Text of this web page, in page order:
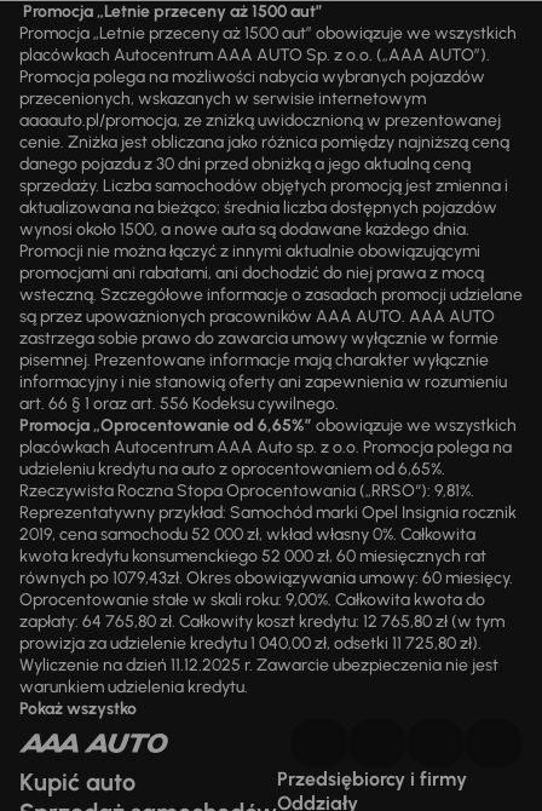
Promocja „Letnie przeceny aż 1500 aut”
Promocja „Letnie przeceny aż 1500 aut” obowiązuje we wszystkich
placówkach Autocentrum AAA AUTO Sp. z o.o. („AAA AUTO”).
Promocja polega na możliwości nabycia wybranych pojazdów
przecenionych, wskazanych w serwisie internetowym
aaaauto.pl/promocja, ze zniżką uwidocznioną w prezentowanej
cenie. Zniżka jest obliczana jako różnica pomiędzy najniższą ceną
danego pojazdu z 30 dni przed obniżką a jego aktualną ceną
sprzedaży. Liczba samochodów objętych promocją jest zmienna i
aktualizowana na bieżąco; średnia liczba dostępnych pojazdów
wynosi około 1500, a nowe auta są dodawane każdego dnia.
Promocji nie można łączyć z innymi aktualnie obowiązującymi
promocjami ani rabatami, ani dochodzić do niej prawa z mocą
wsteczną. Szczegółowe informacje o zasadach promocji udzielane
są przez upoważnionych pracowników AAA AUTO. AAA AUTO
zastrzega sobie prawo do zawarcia umowy wyłącznie w formie
pisemnej. Prezentowane informacje mają charakter wyłącznie
informacyjny i nie stanowią oferty ani zapewnienia w rozumieniu
art. 66 § 1 oraz art. 556 Kodeksu cywilnego.
Promocja „Oprocentowanie od 6,65%” obowiązuje we wszystkich
placówkach Autocentrum AAA Auto sp. z o.o. Promocja polega na
udzieleniu kredytu na auto z oprocentowaniem od 6,65%.
Rzeczywista Roczna Stopa Oprocentowania („RRSO“): 9,81%.
Reprezentatywny przykład: Samochód marki Opel Insignia rocznik
2019, cena samochodu 52 000 zł, wkład własny 0%. Całkowita
kwota kredytu konsumenckiego 52 000 zł, 60 miesięcznych rat
równych po 1079,43zł. Okres obowiązywania umowy: 60 miesięcy.
Oprocentowanie stałe w skali roku: 9,00%. Całkowita kwota do
zapłaty: 64 765,80 zł. Całkowity koszt kredytu: 12 765,80 zł (w tym
prowizja za udzielenie kredytu 1 040,00 zł, odsetki 11 725,80 zł).
Wyliczenie na dzień 11.12.2025 r. Zawarcie ubezpieczenia nie jest
warunkiem udzielenia kredytu.
Pokaż wszystko
Kupić auto
Przedsiębiorcy i firmy
Oddziały